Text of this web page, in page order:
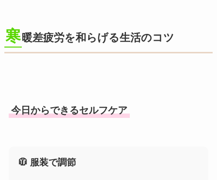
寒 暖差疲労を和らげる生活のコツ
今日からできるセルフケア
🧥 服装で調節